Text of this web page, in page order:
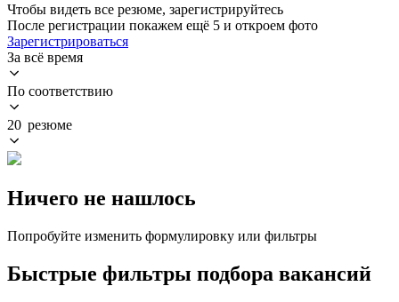
Чтобы видеть все резюме, зарегистрируйтесь
После регистрации покажем ещё 5 и откроем фото
Зарегистрироваться
За всё время
По соответствию
20 резюме
Ничего не нашлось
Попробуйте изменить формулировку или фильтры
Быстрые фильтры подбора вакансий